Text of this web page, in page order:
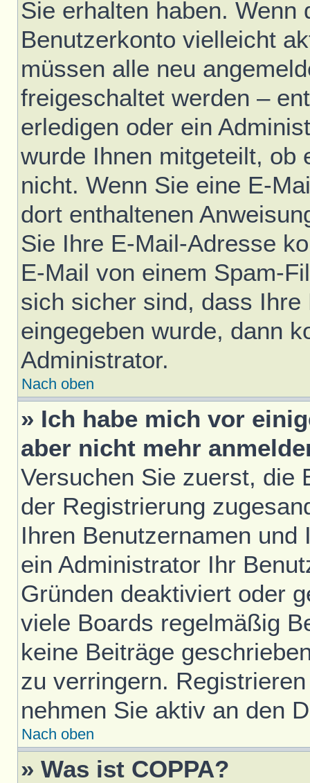
Sie erhalten haben.
Benutzerkonto vielleicht
müssen alle neu
freigeschaltet werden –
erledigen oder ein
wurde Ihnen mitgeteilt, ob
nicht. Wenn Sie eine E-
dort enthaltenen
Sie Ihre E-Mail-Adresse
E-Mail von einem Spam-
sich sicher sind, dass
eingegeben wurde, dann
Administrator.
Nach oben
» Ich habe mich vor
aber nicht mehr
Versuchen Sie zuerst, die
der Registrierung
Ihren Benutzernamen
ein Administrator Ihr
Gründen deaktiviert oder
viele Boards regelmäßig
keine Beiträge
zu verringern.
nehmen Sie aktiv an den
Nach oben
» Was ist COPPA?